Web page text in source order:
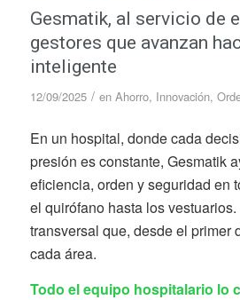
Gesmatik, al servicio de
gestores que avanzan
inteligente
12/09/2025 / en Ahorro, Innovación,
En un hospital, donde cada
presión es constante, Gesmatik
eficiencia, orden y seguridad en
el quirófano hasta los
transversal que, desde el primer
cada área.
Todo el equipo hospitalario lo